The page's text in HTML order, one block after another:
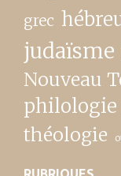
grec
judaïsme
Nouveau
philologie
théologie